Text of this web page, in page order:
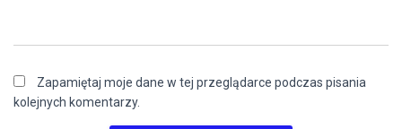
Zapamiętaj moje dane w tej przeglądarce podczas pisania
kolejnych komentarzy.